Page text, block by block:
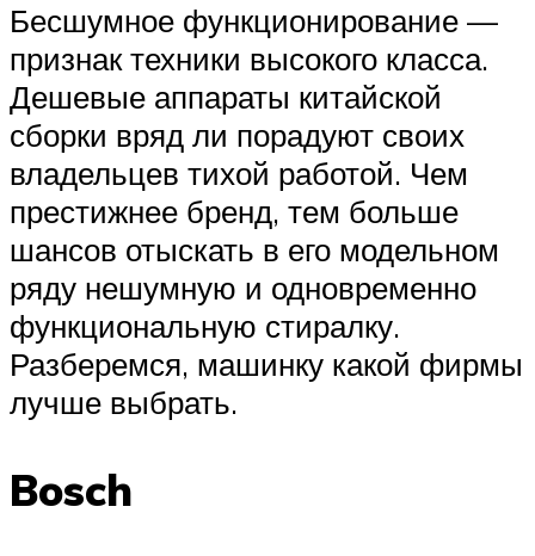
Бесшумное функционирование —
признак техники высокого класса.
Дешевые аппараты китайской
сборки вряд ли порадуют своих
владельцев тихой работой. Чем
престижнее бренд, тем больше
шансов отыскать в его модельном
ряду нешумную и одновременно
функциональную стиралку.
Разберемся, машинку какой фирмы
лучше выбрать.
Bosch